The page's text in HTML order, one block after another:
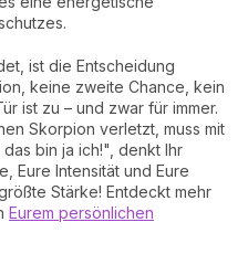
ist die Entscheidung
keine zweite Chance, kein
ist zu – und zwar für immer.
Skorpion verletzt, muss mit
bin ja ich!", denkt Ihr
Eure Intensität und Eure
Stärke! Entdeckt mehr
Eurem persönlichen